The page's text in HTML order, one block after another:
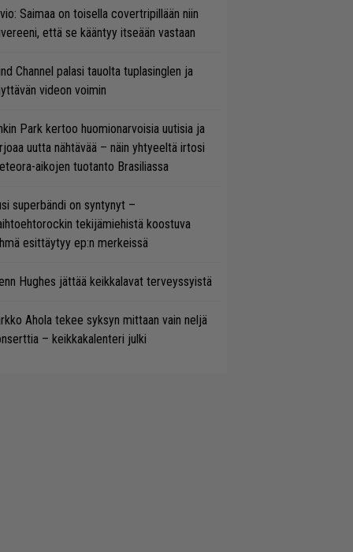
Saimaa on toisella covertripillään niin
että se kääntyy itseään vastaan
Channel palasi tauolta tuplasinglen ja
videon voimin
Park kertoo huomionarvoisia uutisia ja
uutta nähtävää – näin yhtyeeltä irtosi
aikojen tuotanto Brasiliassa
superbändi on syntynyt –
tekijämiehistä koostuva
esittäytyy ep:n merkeissä
Hughes jättää keikkalavat terveyssyistä
Ahola tekee syksyn mittaan vain neljä
– keikkakalenteri julki